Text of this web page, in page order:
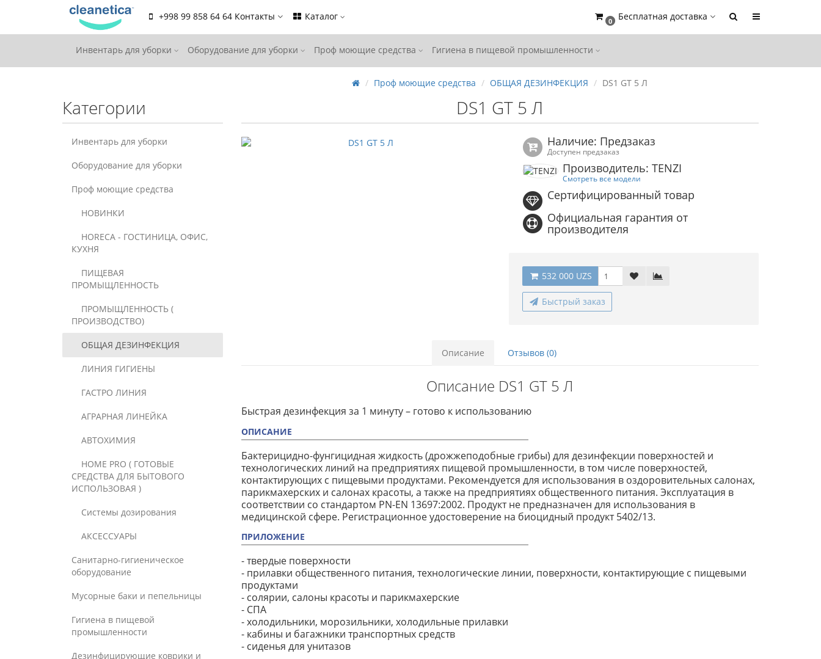
+998 99 858 64 64 Контакты Каталог 0 Бесплатная доставка
Инвентарь для уборки Оборудование для уборки Проф моющие средства Гигиена в пищевой промышленности
Категории
Инвентарь для уборки
Оборудование для уборки
Проф моющие средства
НОВИНКИ
HORECA - ГОСТИНИЦА, ОФИС,
КУХНЯ
ПИЩЕВАЯ
ПРОМЫЩЛЕННОСТЬ
ПРОМЫЩЛЕННОСТЬ (
ПРОИЗВОДСТВО)
ОБЩАЯ ДЕЗИНФЕКЦИЯ
ЛИНИЯ ГИГИЕНЫ
ГАСТРО ЛИНИЯ
АГРАРНАЯ ЛИНЕЙКА
АВТОХИМИЯ
HOME PRO ( ГОТОВЫЕ
СРЕДСТВА ДЛЯ БЫТОВОГО
ИСПОЛЬЗОВАЯ )
Системы дозирования
АКСЕССУАРЫ
Санитарно-гигиеническое
оборудование
Мусорные баки и пепельницы
Гигиена в пищевой
промышленности
Дезинфицирующие коврики и
Проф моющие средства ОБЩАЯ ДЕЗИНФЕКЦИЯ DS1 GT 5 Л
DS1 GT 5 Л
Наличие: Предзаказ
Доступен предзаказ
Производитель: TENZI
Смотреть все модели
Сертифицированный товар
Официальная гарантия от
производителя
532 000 UZS
Быстрый заказ
Описание Отзывов (0)
Описание DS1 GT 5 Л
Быстрая дезинфекция за 1 минуту – готово к использованию
ОПИСАНИЕ
Бактерицидно-фунгицидная жидкость (дрожжеподобные грибы) для дезинфекции поверхностей и
технологических линий на предприятиях пищевой промышленности, в том числе поверхностей,
контактирующих с пищевыми продуктами. Рекомендуется для использования в оздоровительных салонах,
парикмахерских и салонах красоты, а также на предприятиях общественного питания. Эксплуатация в
соответствии со стандартом PN-EN 13697:2002. Продукт не предназначен для использования в
медицинской сфере. Регистрационное удостоверение на биоцидный продукт 5402/13.
ПРИЛОЖЕНИЕ
- твердые поверхности
- прилавки общественного питания, технологические линии, поверхности, контактирующие с пищевыми
продуктами
- солярии, салоны красоты и парикмахерские
- СПА
- холодильники, морозильники, холодильные прилавки
- кабины и багажники транспортных средств
- сиденья для унитазов